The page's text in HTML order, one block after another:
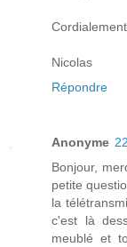
Nicolas
Répondre
Anonyme
Bonjour,
petite
la
c'est là
meublé et